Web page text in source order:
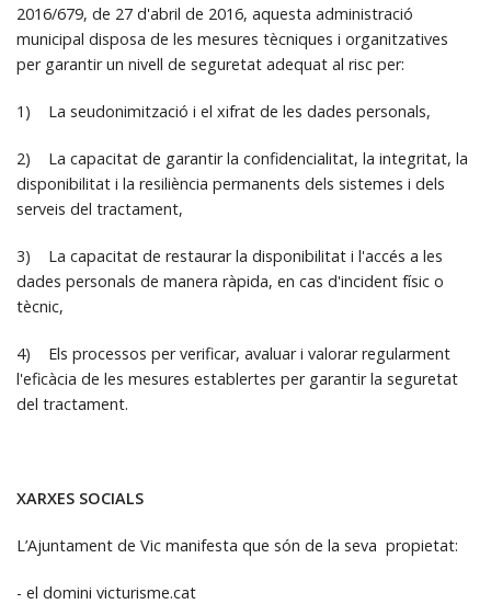
2016/679, de 27 d'abril de 2016, aquesta administració
municipal disposa de les mesures tècniques i organitzatives
per garantir un nivell de seguretat adequat al risc per:
1) La seudonimització i el xifrat de les dades personals,
2) La capacitat de garantir la confidencialitat, la integritat, la
disponibilitat i la resiliència permanents dels sistemes i dels
serveis del tractament,
3) La capacitat de restaurar la disponibilitat i l'accés a les
dades personals de manera ràpida, en cas d'incident físic o
tècnic,
4) Els processos per verificar, avaluar i valorar regularment
l'eficàcia de les mesures establertes per garantir la seguretat
del tractament.
XARXES SOCIALS
L’Ajuntament de Vic manifesta que són de la seva propietat:
- el domini victurisme.cat